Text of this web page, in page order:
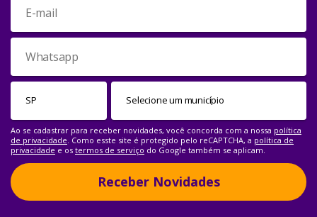
Ao se cadastrar para receber novidades, você concorda com a nossa política
de privacidade. Como esste site é protegido pelo reCAPTCHA, a política de
privacidade e os termos de serviço do Google também se aplicam.
Receber Novidades